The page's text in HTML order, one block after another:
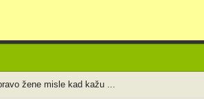
žene misle kad kažu ...